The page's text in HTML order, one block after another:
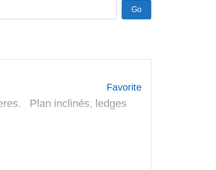
GoGo
Favorite
Plan inclinés, ledges